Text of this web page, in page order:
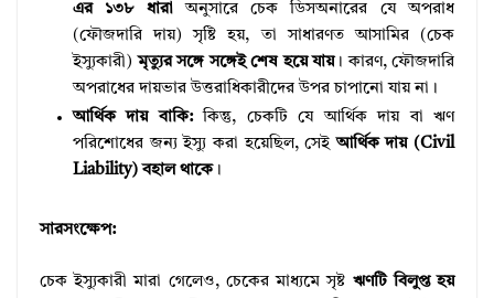
এর ১৩৮ ধারাঅনুসারে চেক ডিসঅনারের যে অপরাধ
(ফৌজদারি দায়) সৃষ্টি হয়, তা সাধারণত আসামির (চেক
ইস্যুকারী)মৃত্যুর সঙ্গে সঙ্গেই শেষ হয়ে যায়। কারণ, ফৌজদারি
অপরাধের দায়ভার উত্তরাধিকারীদের উপর চাপানো যায় না।
আর্থিক দায় বাকি:কিন্তু, চেকটি যে আর্থিক দায় বা ঋণ
পরিশোধের জন্য ইস্যু করা হয়েছিল, সেইআর্থিক দায় (Civil
Liability) বহাল থাকে।
সারসংক্ষেপ:
চেক ইস্যুকারী মারা গেলেও, চেকের মাধ্যমে সৃষ্ট ঋণটি বিলুপ্ত হয়